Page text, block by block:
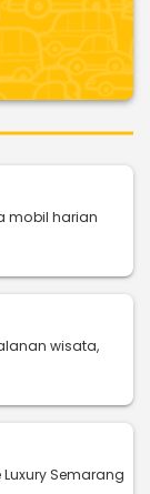
mobil harian
wisata,
Semarang